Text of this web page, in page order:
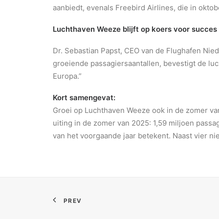
aanbiedt, evenals Freebird Airlines, die in
Luchthaven Weeze blijft op koers voor succes
Dr. Sebastian Papst, CEO van de Flughafen
groeiende passagiersaantallen, bevestigt de
Europa.”
Kort samengevat:
Groei op Luchthaven Weeze ook in de zomer
uiting in de zomer van 2025: 1,59 miljoen
van het voorgaande jaar betekent. Naast vier
PREV